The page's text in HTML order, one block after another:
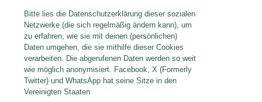
Bitte lies die Datenschutzerklärung dieser sozialen
Netzwerke (die sich regelmäßig ändern kann), um
zu erfahren, wie sie mit deinen (persönlichen)
Daten umgehen, die sie mithilfe dieser Cookies
verarbeiten. Die abgerufenen Daten werden so weit
wie möglich anonymisiert. Facebook, X (Formerly
Twitter) und WhatsApp hat seine Sitze in den
Vereinigten Staaten